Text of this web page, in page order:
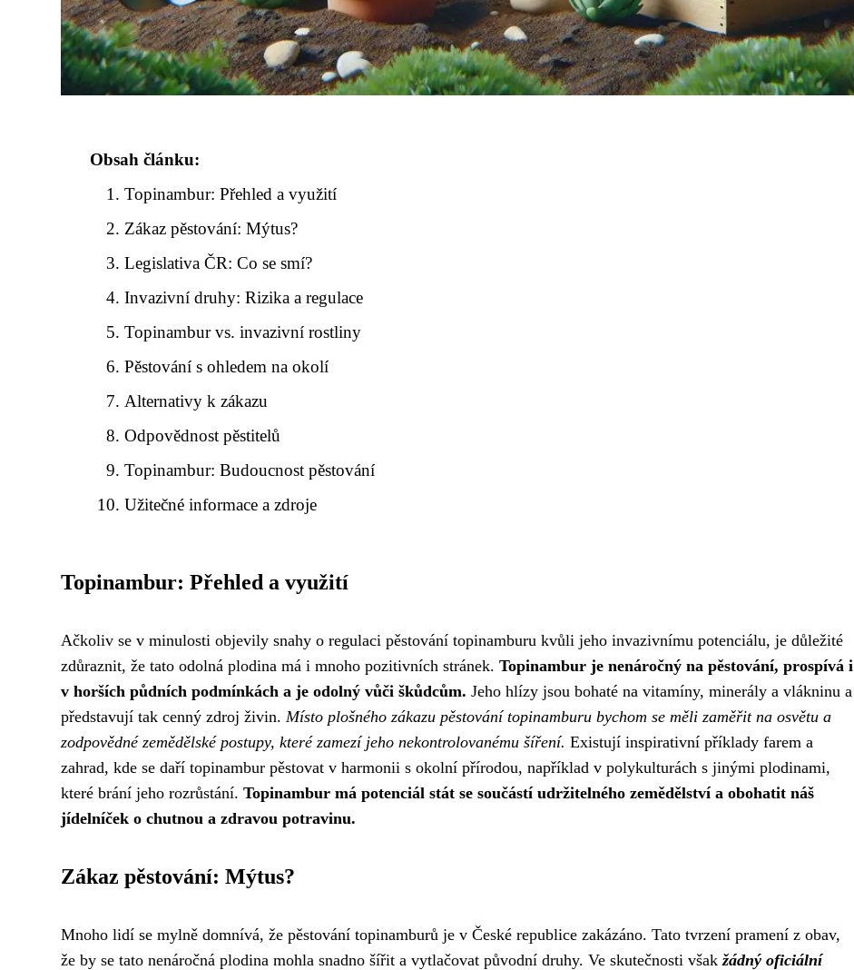
Obsah článku:
Topinambur: Přehled a využití
Zákaz pěstování: Mýtus?
Legislativa ČR: Co se smí?
Invazivní druhy: Rizika a regulace
Topinambur vs. invazivní rostliny
Pěstování s ohledem na okolí
Alternativy k zákazu
Odpovědnost pěstitelů
Topinambur: Budoucnost pěstování
Užitečné informace a zdroje
Topinambur: Přehled a využití
Ačkoliv se v minulosti objevily snahy o regulaci pěstování topinamburu kvůli jeho invazivnímu potenciálu, je důležité
zdůraznit, že tato odolná plodina má i mnoho pozitivních stránek. Topinambur je nenáročný na pěstování, prospívá i
v horších půdních podmínkách a je odolný vůči škůdcům. Jeho hlízy jsou bohaté na vitamíny, minerály a vlákninu a
představují tak cenný zdroj živin. Místo plošného zákazu pěstování topinamburu bychom se měli zaměřit na osvětu a
zodpovědné zemědělské postupy, které zamezí jeho nekontrolovanému šíření. Existují inspirativní příklady farem a
zahrad, kde se daří topinambur pěstovat v harmonii s okolní přírodou, například v polykulturách s jinými plodinami,
které brání jeho rozrůstání. Topinambur má potenciál stát se součástí udržitelného zemědělství a obohatit náš
jídelníček o chutnou a zdravou potravinu.
Zákaz pěstování: Mýtus?
Mnoho lidí se mylně domnívá, že pěstování topinamburů je v České republice zakázáno. Tato tvrzení pramení z obav,
že by se tato nenáročná plodina mohla snadno šířit a vytlačovat původní druhy. Ve skutečnosti všakžádný oficiální